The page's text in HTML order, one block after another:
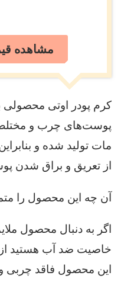
مشاهده
پوست‌های چرب و
مات تولید شده و
از تعریق و براق شدن
آن چه این محصول را
اگر به دنبال محصول
خاصیت ضد آب هستید از